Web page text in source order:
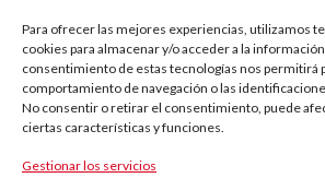
Para ofrecer las mejores experiencias, utilizamos
cookies para almacenar y/o acceder a la
consentimiento de estas tecnologías nos permitirá
comportamiento de navegación o las
No consentir o retirar el consentimiento, puede
ciertas características y funciones.
Gestionar los servicios